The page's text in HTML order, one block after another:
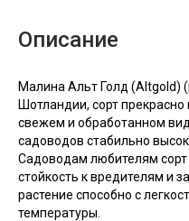
Описание
Малина Альт Голд (Altgold)
Шотландии, сорт
свежем и обработанном
садоводов стабильно
Садоводам любителям сорт
стойкость к вредителям и
растение способно с
температуры.